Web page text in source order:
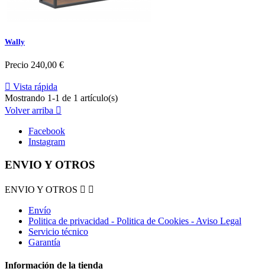
Wally
Precio 240,00 €
 Vista rápida
Mostrando 1-1 de 1 artículo(s)
Volver arriba 
Facebook
Instagram
ENVIO Y OTROS
ENVIO Y OTROS  
Envío
Politica de privacidad - Politica de Cookies - Aviso Legal
Servicio técnico
Garantía
Información de la tienda